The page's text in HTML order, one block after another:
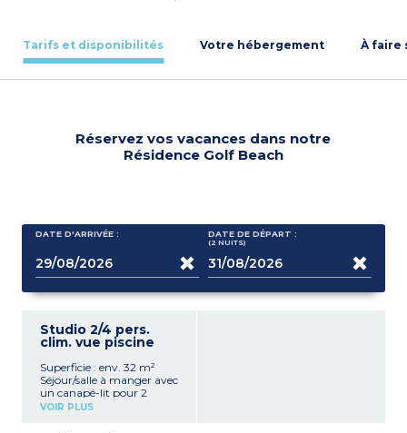
Tarifs et disponibilités Votre hébergement À faire
Réservez vos vacances dans notre
Résidence Golf Beach
DATE D'ARRIVÉE : DATE DE DÉPART :
(2 NUITS)
Studio 2/4 pers.
clim. vue piscine
Superficie : env. 32 m²
Séjour/salle à manger avec
un canapé-lit pour 2
enfants (jusqu'à 12 ans)
VOIR PLUS